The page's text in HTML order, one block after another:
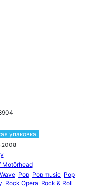
упаковка.
Motörhead
Pop Pop music Pop
Rock Opera Rock & Roll